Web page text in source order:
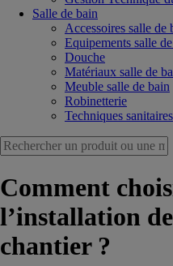
Salle de bain
Accessoires salle de
Equipements salle
Douche
Matériaux salle de
Meuble salle de bain
Robinetterie
Techniques sanitaires
Comment
l’installation
chantier ?